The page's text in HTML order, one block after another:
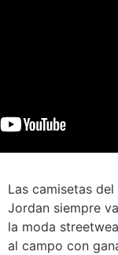
Las camisetas
Jordan siempre
la moda
al campo con